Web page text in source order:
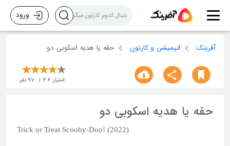
ورود
آفرینک انیمیشن و کارتون حقه یا هدیه اسکوبی دو
امتیاز 4.4
97 نفر
حقه یا هدیه اسکوبی دو
Trick or Treat Scooby-Doo! (2022)